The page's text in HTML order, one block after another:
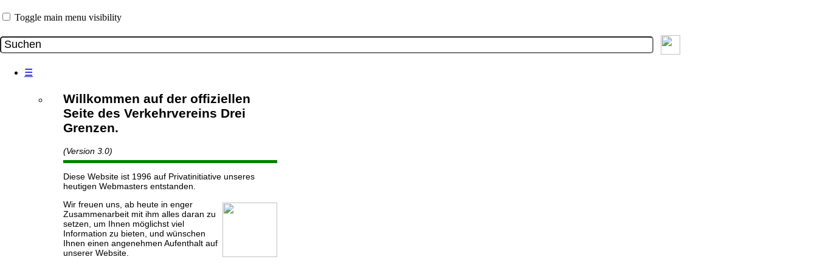
Toggle main menu visibility
☰
Willkommen auf der offiziellen
Seite des Verkehrvereins Drei
Grenzen.
(Version 3.0)
Diese Website ist 1996 auf Privatinitiative unseres
heutigen Webmasters entstanden.
Wir freuen uns, ab heute in enger
Zusammenarbeit mit ihm alles daran zu
setzen, um Ihnen möglichst viel
Information zu bieten, und wünschen
Ihnen einen angenehmen Aufenthalt auf
unserer Website.